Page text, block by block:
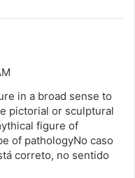
in a broad sense to
pictorial or sculptural
figure of
of pathologyNo caso
correto, no sentido